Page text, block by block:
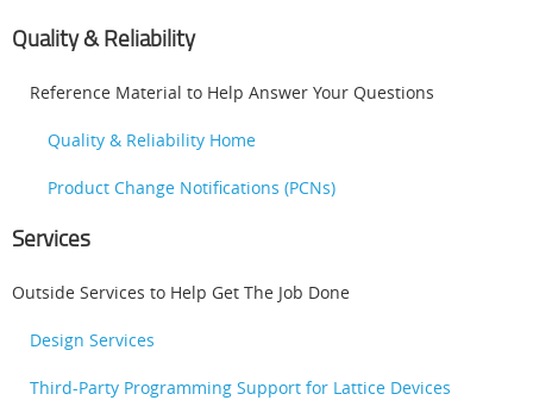
Quality & Reliability
Reference Material to Help Answer Your Questions
Quality & Reliability Home
Product Change Notifications (PCNs)
Services
Outside Services to Help Get The Job Done
Design Services
Third-Party Programming Support for Lattice Devices